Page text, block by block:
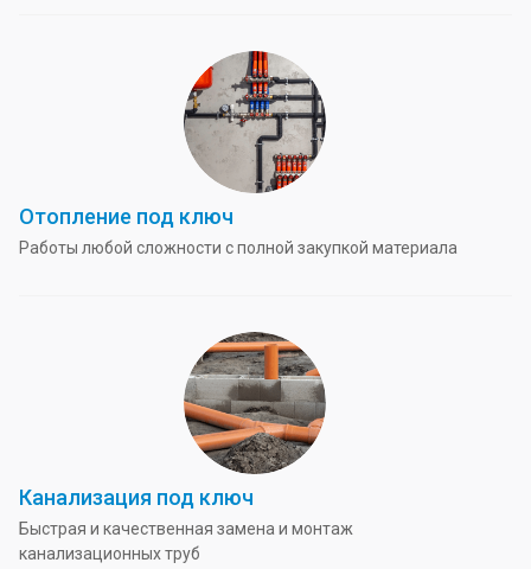
Отопление под ключ
Работы любой сложности с полной закупкой материала
Канализация под ключ
Быстрая и качественная замена и монтаж
канализационных труб